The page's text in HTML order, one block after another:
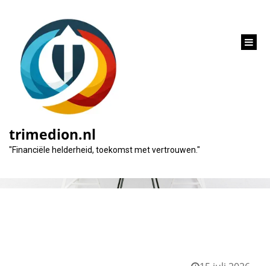
trimedion.nl
"Financiële helderheid, toekomst met vertrouwen."
Tag: